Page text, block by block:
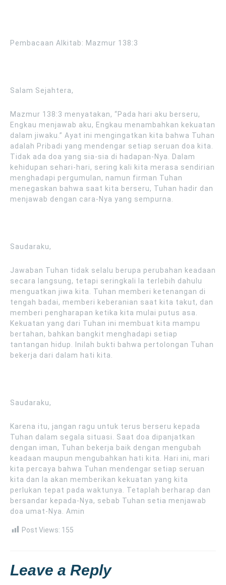
Pembacaan Alkitab: Mazmur 138:3
Salam Sejahtera,
Mazmur 138:3 menyatakan, “Pada hari aku berseru,
Engkau menjawab aku, Engkau menambahkan kekuatan
dalam jiwaku.” Ayat ini mengingatkan kita bahwa Tuhan
adalah Pribadi yang mendengar setiap seruan doa kita.
Tidak ada doa yang sia-sia di hadapan-Nya. Dalam
kehidupan sehari-hari, sering kali kita merasa sendirian
menghadapi pergumulan, namun firman Tuhan
menegaskan bahwa saat kita berseru, Tuhan hadir dan
menjawab dengan cara-Nya yang sempurna.
Saudaraku,
Jawaban Tuhan tidak selalu berupa perubahan keadaan
secara langsung, tetapi seringkali Ia terlebih dahulu
menguatkan jiwa kita. Tuhan memberi ketenangan di
tengah badai, memberi keberanian saat kita takut, dan
memberi pengharapan ketika kita mulai putus asa.
Kekuatan yang dari Tuhan ini membuat kita mampu
bertahan, bahkan bangkit menghadapi setiap
tantangan hidup. Inilah bukti bahwa pertolongan Tuhan
bekerja dari dalam hati kita.
Saudaraku,
Karena itu, jangan ragu untuk terus berseru kepada
Tuhan dalam segala situasi. Saat doa dipanjatkan
dengan iman, Tuhan bekerja baik dengan mengubah
keadaan maupun mengubahkan hati kita. Hari ini, mari
kita percaya bahwa Tuhan mendengar setiap seruan
kita dan Ia akan memberikan kekuatan yang kita
perlukan tepat pada waktunya. Tetaplah berharap dan
bersandar kepada-Nya, sebab Tuhan setia menjawab
doa umat-Nya. Amin
Post Views: 155
Leave a Reply